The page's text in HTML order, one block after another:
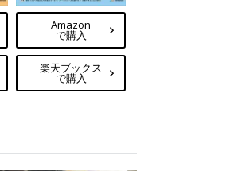
Amazon
で購入
楽天ブックス
で購入